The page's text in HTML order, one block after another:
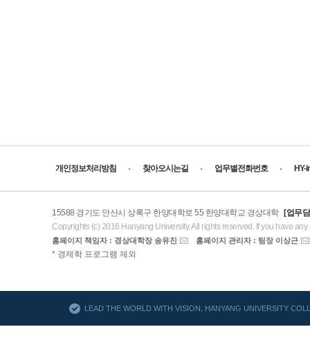
개인정보처리방침 찾아오시는길 업무별전화번호 HY-
15588 경기도 안산시 상록구 한양대학로 55 한양대학교 경상대학
[업무
Copyrights (c) 2016 Hanyang University. All rights reserved. If you have any
홈페이지 책임자 : 경상대학장 송유진 홈페이지 관리자 : 팀장 이상근
AACSB
* 경제학 프로그램 제외
LEAD THE WORLD WITH VISION, HANYANG UNIVERSITY